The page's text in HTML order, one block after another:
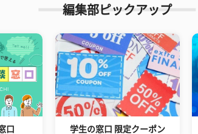
編集部ピックアップ
口 学生の窓口 限定クーポン